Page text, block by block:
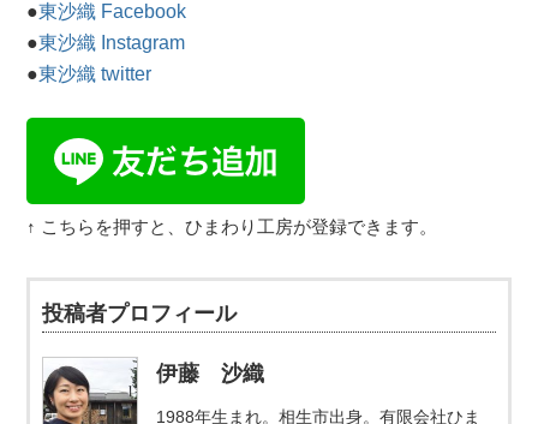
●東沙織 Facebook
●東沙織 Instagram
●東沙織 twitter
↑ こちらを押すと、ひまわり工房が登録できます。
投稿者プロフィール
伊藤 沙織
1988年生まれ。相生市出身。有限会社ひま